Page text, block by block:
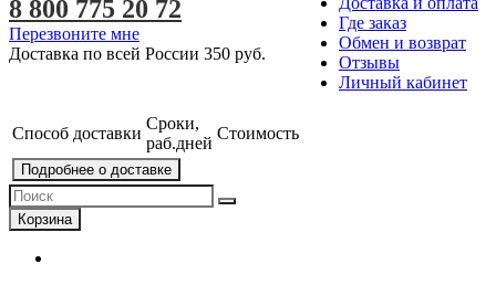
Где заказ
Обмен и возврат
Отзывы
Личный кабинет
8 800 775 20 72
Перезвоните мне
Доставка по всей России 350 руб.
Способ доставки
Сроки,
раб.дней
Стоимость
Подробнее о доставке
Корзина